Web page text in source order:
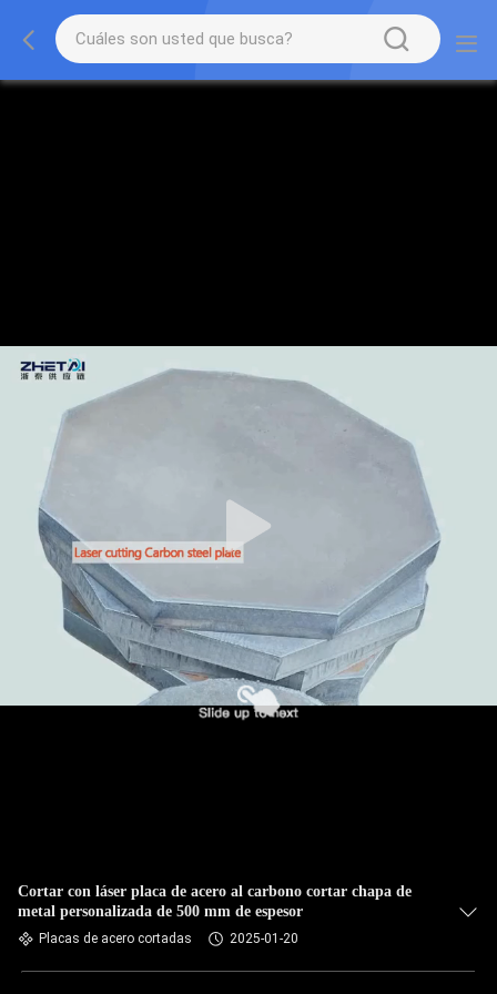
Cortar con láser placa de acero al carbono cortar chapa de
metal personalizada de 500 mm de espesor
Placas de acero cortadas 2025-01-20